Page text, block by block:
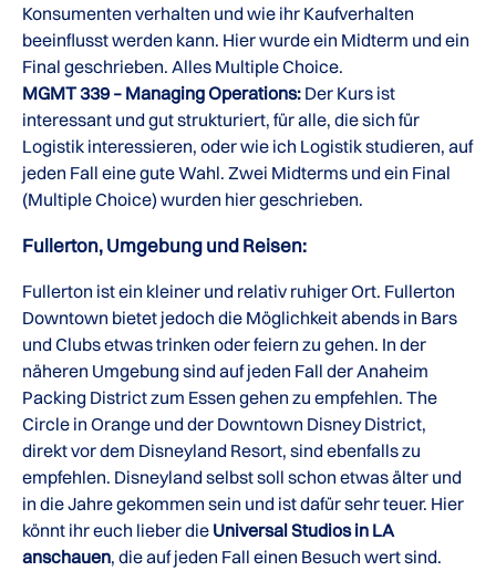
Konsumenten verhalten und wie ihr Kaufverhalten
beeinflusst werden kann. Hier wurde ein Midterm und ein
Final geschrieben. Alles Multiple Choice.
MGMT 339 – Managing Operations: Der Kurs ist
interessant und gut strukturiert, für alle, die sich für
Logistik interessieren, oder wie ich Logistik studieren, auf
jeden Fall eine gute Wahl. Zwei Midterms und ein Final
(Multiple Choice) wurden hier geschrieben.
Fullerton, Umgebung und Reisen:
Fullerton ist ein kleiner und relativ ruhiger Ort. Fullerton
Downtown bietet jedoch die Möglichkeit abends in Bars
und Clubs etwas trinken oder feiern zu gehen. In der
näheren Umgebung sind auf jeden Fall der Anaheim
Packing District zum Essen gehen zu empfehlen. The
Circle in Orange und der Downtown Disney District,
direkt vor dem Disneyland Resort, sind ebenfalls zu
empfehlen. Disneyland selbst soll schon etwas älter und
in die Jahre gekommen sein und ist dafür sehr teuer. Hier
könnt ihr euch lieber die Universal Studios in LA
anschauen, die auf jeden Fall einen Besuch wert sind.